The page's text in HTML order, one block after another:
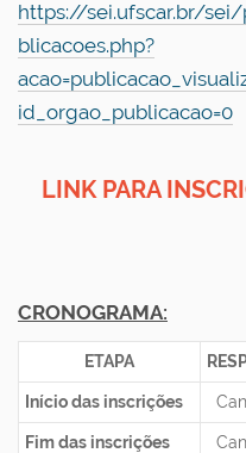
https://sei.ufscar.br/
blicacoes.php?
id_orgao_publicacao=0
LINK PARA
CRONOGRAMA:
ETAPA
Início das inscrições
Fim das inscrições